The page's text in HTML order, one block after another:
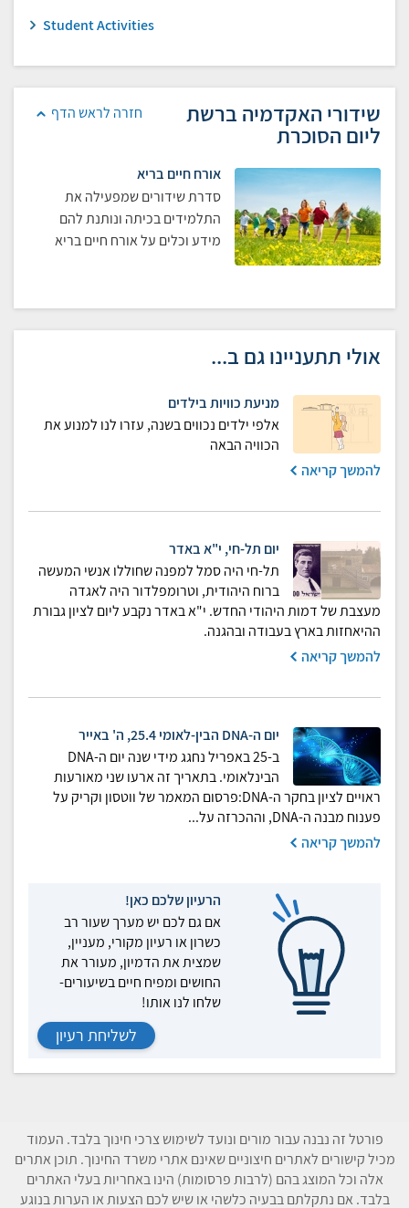
Student Activities
חזרה לראש הדף שידורי האקדמיה ברשת
ליום הסוכרת
אורח חיים בריא
סדרת שידורים שמפעילה את
התלמידים בכיתה ונותנת להם
מידע וכלים על אורח חיים בריא
אולי תתעניינו גם ב...
מניעת כוויות בילדים
אלפי ילדים נכווים בשנה, עזרו לנו למנוע את
הכוויה הבאה
להמשך קריאה
יום תל-חי, י"א באדר
תל-חי היה סמל למפנה שחוללו אנשי המעשה
ברוח היהודית, וטרומפלדור היה לאגדה
מעצבת של דמות היהודי החדש. י"א באדר נקבע ליום לציון גבורת
ההיאחזות בארץ בעבודה ובהגנה.
להמשך קריאה
יום ה-DNA הבין-לאומי 25.4, ה' באייר
ב-25 באפריל נחגג מידי שנה יום ה-DNA
הבינלאומי. בתאריך זה ארעו שני מאורעות
ראויים לציון בחקר ה-DNA:פרסום המאמר של ווטסון וקריק על
פענוח מבנה ה-DNA, וההכרזה על...
להמשך קריאה
הרעיון שלכם כאן!
אם גם לכם יש מערך שעור רב
כשרון או רעיון מקורי, מעניין,
שמצית את הדמיון, מעורר את
החושים ומפיח חיים בשיעורים-
שלחו לנו אותו!
לשליחת רעיון
פורטל זה נבנה עבור מורים ונועד לשימוש צרכי חינוך בלבד. העמוד
מכיל קישורים לאתרים חיצוניים שאינם אתרי משרד החינוך. תוכן אתרים
אלה וכל המוצג בהם (לרבות פרסומות) הינו באחריות בעלי האתרים
בלבד. אם נתקלתם בבעיה כלשהי או שיש לכם הצעות או הערות בנוגע